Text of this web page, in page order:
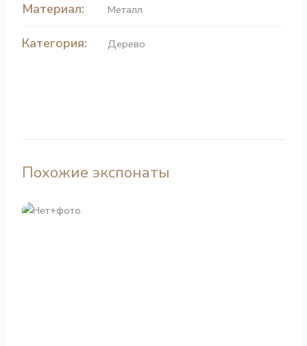
Материал: Металл
Категория: Дерево
Похожие экспонаты